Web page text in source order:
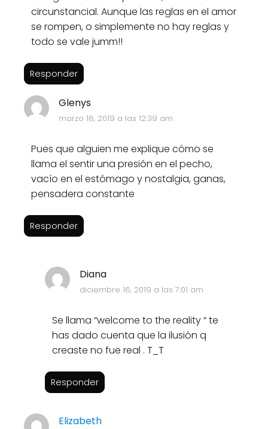
circunstancial. Aunque las reglas en el amor
se rompen, o simplemente no hay reglas y
todo se vale jumm!!
Responder
Glenys
marzo 18, 2019 a las 12:39 am
Pues que alguien me explique cómo se
llama el sentir una presión en el pecho,
vacío en el estómago y nostalgia, ganas,
pensadera constante
Responder
Diana
diciembre 16, 2019 a las 7:01 am
Se llama “welcome to the reality “ te
has dado cuenta que la ilusión q
creaste no fue real . T_T
Responder
Elizabeth